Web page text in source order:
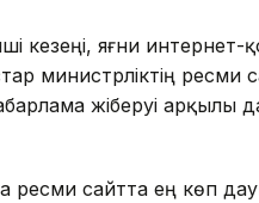
кезеңі, яғни
министрліктің ресми
жіберуі арқылы
сайтта ең көп